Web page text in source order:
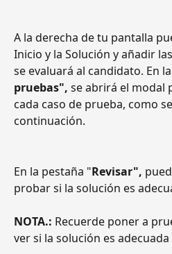
A la derecha de tu pantalla
Inicio y la Solución y añadir
se evaluará al candidato. En
pruebas", se abrirá el modal
cada caso de prueba, como
continuación.
En la pestaña "Revisar",
probar si la solución es
NOTA.: Recuerde poner a
ver si la solución es